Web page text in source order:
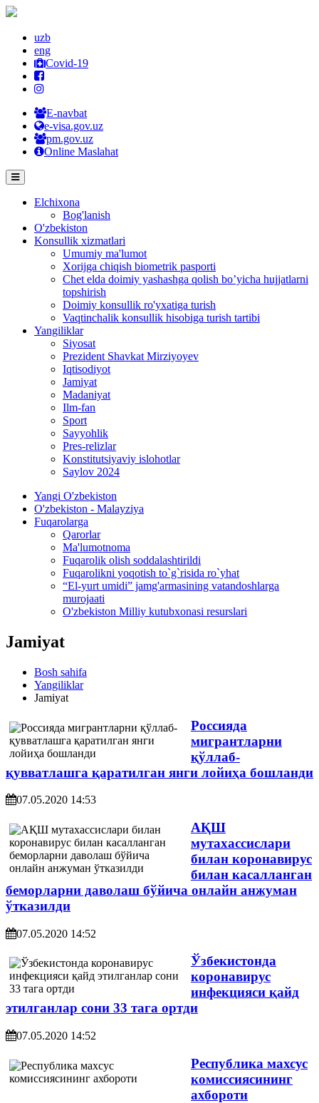
uzb
eng
Covid-19
E-navbat
e-visa.gov.uz
pm.gov.uz
Online Maslahat
Elchixona
Bog'lanish
O'zbekiston
Konsullik xizmatlari
Umumiy ma'lumot
Xorijga chiqish biometrik pasporti
Chet elda doimiy yashashga qolish bo’yicha hujjatlarni
topshirish
Doimiy konsullik ro'yxatiga turish
Vaqtinchalik konsullik hisobiga turish tartibi
Yangiliklar
Siyosat
Prezident Shavkat Mirziyoyev
Iqtisodiyot
Jamiyat
Madaniyat
Ilm-fan
Sport
Sayyohlik
Pres-relizlar
Konstitutsiyaviy islohotlar
Saylov 2024
Yangi O'zbekiston
O'zbekiston - Malayziya
Fuqarolarga
Qarorlar
Ma'lumotnoma
Fuqarolik olish soddalashtirildi
Fuqarolikni yoqotish to`g`risida ro`yhat
“El-yurt umidi” jamg'armasining vatandoshlarga
murojaati
O'zbekiston Milliy kutubxonasi resurslari
Jamiyat
Bosh sahifa
Yangiliklar
Jamiyat
Россияда
мигрантларни
қўллаб-
қувватлашга қаратилган янги лойиҳа бошланди
07.05.2020 14:53
АҚШ
мутахассислари
билан коронавирус
билан касалланган
беморларни даволаш бўйича онлайн анжуман
ўтказилди
07.05.2020 14:52
Ўзбекистонда
коронавирус
инфекцияси қайд
этилганлар сони 33 тага ортди
07.05.2020 14:52
Республика махсус
комиссиясининг
ахбороти